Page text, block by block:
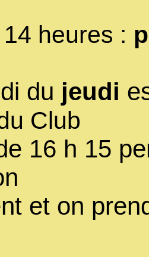
heures :
du jeudi
Club
16 h 15
et on